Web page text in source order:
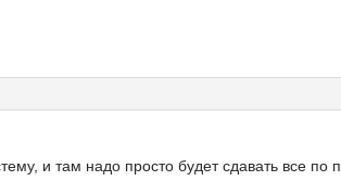
и там надо просто будет сдавать все по